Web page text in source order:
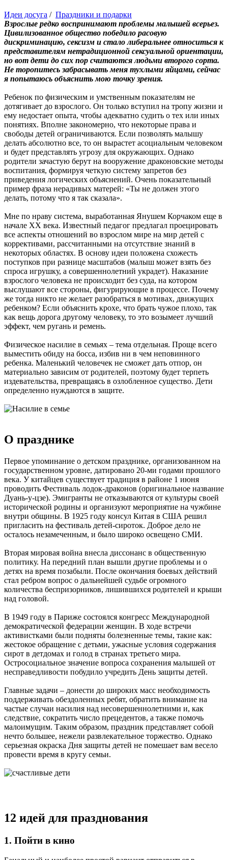
Идеи досуга / Праздники и подарки
Взрослые редко воспринимают проблемы малышей всерьез.
Цивилизованное общество победило расовую
дискриминацию, сексизм и стало либеральнее относиться к
представителям нетрадиционной сексуальной ориентации,
но вот дети до сих пор считаются людьми второго сорта.
Не торопитесь забрасывать меня тухлыми яйцами, сейчас
я попытаюсь объяснить мою точку зрения.
Ребенок по физическим и умственным показателям не
дотягивает до взрослого. Он только вступил на тропу жизни и
ему недостает опыта, чтобы адекватно судить о тех или иных
понятиях. Вполне закономерно, что некоторые права и
свободы детей ограничиваются. Если позволять малышу
делать абсолютно все, то он вырастет асоциальным человеком
и будет представлять угрозу для окружающих. Однако
родители зачастую берут на вооружение драконовские методы
воспитания, формируя четкую систему запретов без
приведения логических объяснений. Очень показательный
пример фраза нерадивых матерей: «Ты не должен этого
делать, потому что я так сказала».
Мне по нраву система, выработанная Янушем Корчаком еще в
начале ХХ века. Известный педагог предлагал проецировать
все аспекты отношений во взрослом мире на мир детей с
коррективами, рассчитанными на отсутствие знаний в
некоторых областях. В основу идеи положена схожесть
поступков при разнице масштабов (малыш может взять без
спроса игрушку, а совершеннолетний украдет). Наказание
взрослого человека не происходит без суда, на котором
выслушают все стороны, фигурирующие в процессе. Почему
же тогда никто не желает разобраться в мотивах, движущих
ребенком? Если объяснить крохе, что брать чужое плохо, так
как вещь дорога другому человеку, то это возымеет лучший
эффект, чем ругань и ремень.
Физическое насилие в семьях – тема отдельная. Проще всего
выместить обиду на босса, избив ни в чем неповинного
ребенка. Маленький человечек не сможет дать отпор, он
материально зависим от родителей, поэтому будет терпеть
издевательства, превращаясь в озлобленное существо. Дети
определенно нуждаются в защите.
О празднике
Первое упоминание о детском празднике, организованном на
государственном уровне, датировано 20-ми годами прошлого
века. У китайцев существует традиция в районе 1 июня
проводить Фестиваль лодок-драконов (оригинальное название
Дуань-у-цзе). Эмигранты не отказываются от культуры своей
исторической родины и организуют мероприятие на чужбине
внутри общины. В 1925 году консул Китая в США решил
пригласить на фестиваль детей-сироток. Доброе дело не
осталось незамеченным, и было широко освещено СМИ.
Вторая мировая война внесла диссонанс в общественную
политику. На передний план вышли другие проблемы и о
детях на время позабыли. После окончания боевых действий
стал ребром вопрос о дальнейшей судьбе огромного
количества беспризорников, лишившихся родителей и крыши
над головой.
В 1949 году в Париже состоялся конгресс Международной
демократической федерации женщин. В ходе встречи
активистками были подняты болезненные темы, такие как:
жестокое обращение с детьми, ужасные условия содержания
сирот в детдомах и голод в странах третьего мира.
Остросоциальное значение вопроса сохранения малышей от
несправедливости побудило учредить День защиты детей.
Главные задачи – донести до широких масс необходимость
поддерживать обездоленных ребят, обратить внимание на
частые случаи насилия над несовершеннолетними и, как
следствие, сократить число прецедентов, а также помочь
малоимущим. Таким образом, праздник представляет собой
нечто большее, нежели развлекательное торжество. Однако
серьезная окраска Дня защиты детей не помешает вам весело
провести время в кругу семьи.
12 идей для празднования
1. Пойти в кино